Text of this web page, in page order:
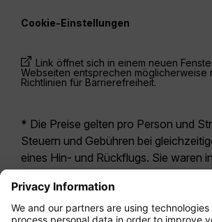
Cookie-Einstellungen
Link öffnet sich in einem neuen
Webseiten entsprechen möglicherweise
Richtlinien für Barrierefreiheit.
* Die Preise gelten pro Person und
Steuern und Gebühren bei
eines Hin- und Rückflugs. Sie waren
möglicherweise nicht mehr aktuell. Bei
Economy Class angegebenen